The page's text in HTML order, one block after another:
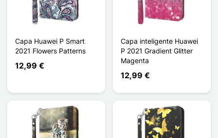
Capa Huawei P Smart
2021 Flowers Patterns
12,99 €
Capa inteligente Huawei
P 2021 Gradient Glitter
Magenta
12,99 €